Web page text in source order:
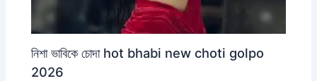
নিশা ভাবিকে চোদা hot bhabi new choti golpo
2026